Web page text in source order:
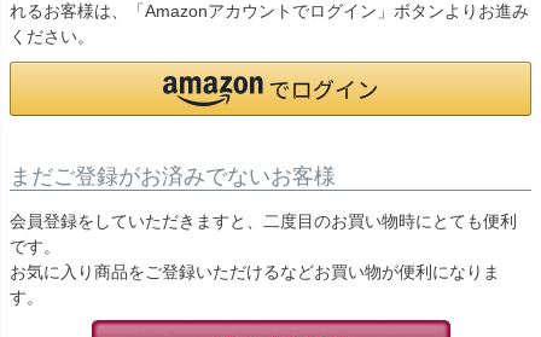
れるお客様は、「Amazonアカウントでログイン」ボタンよりお進み
ください。
まだご登録がお済みでないお客様
会員登録をしていただきますと、二度目のお買い物時にとても便利
です。
お気に入り商品をご登録いただけるなどお買い物が便利になりま
す。